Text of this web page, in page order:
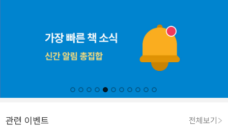
관련 이벤트 전체보기